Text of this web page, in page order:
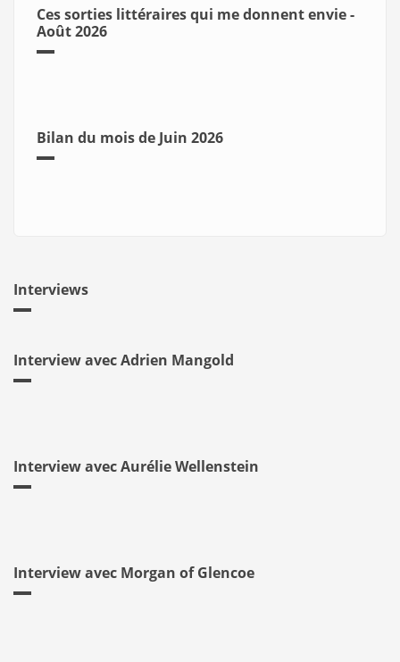
Ces sorties littéraires qui me donnent envie -
Août 2026
Bilan du mois de Juin 2026
Interviews
Interview avec Adrien Mangold
Interview avec Aurélie Wellenstein
Interview avec Morgan of Glencoe